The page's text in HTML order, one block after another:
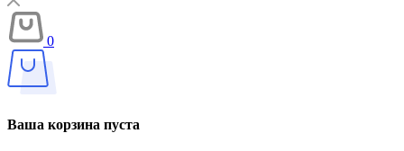
0
Ваша корзина пуста